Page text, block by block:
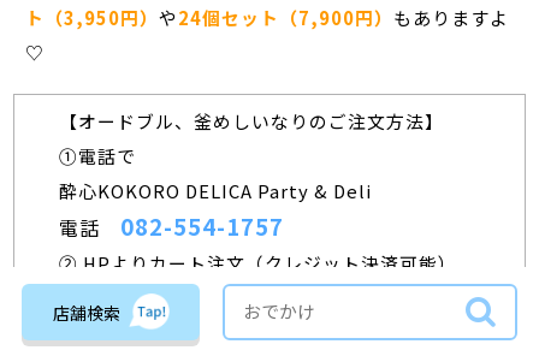
ト（3,950円）や24個セット（7,900円） もありますよ
♡
【︎オードブル、釜めしいなりのご注文方法】
①電話で
酔心KOKORO DELICA Party & Deli
電話 082-554-1757
② HPよりカート注文（クレジット決済可能）
https://www.suishin-delivery.jp/party-deli/
③ LINEで
店舗検索